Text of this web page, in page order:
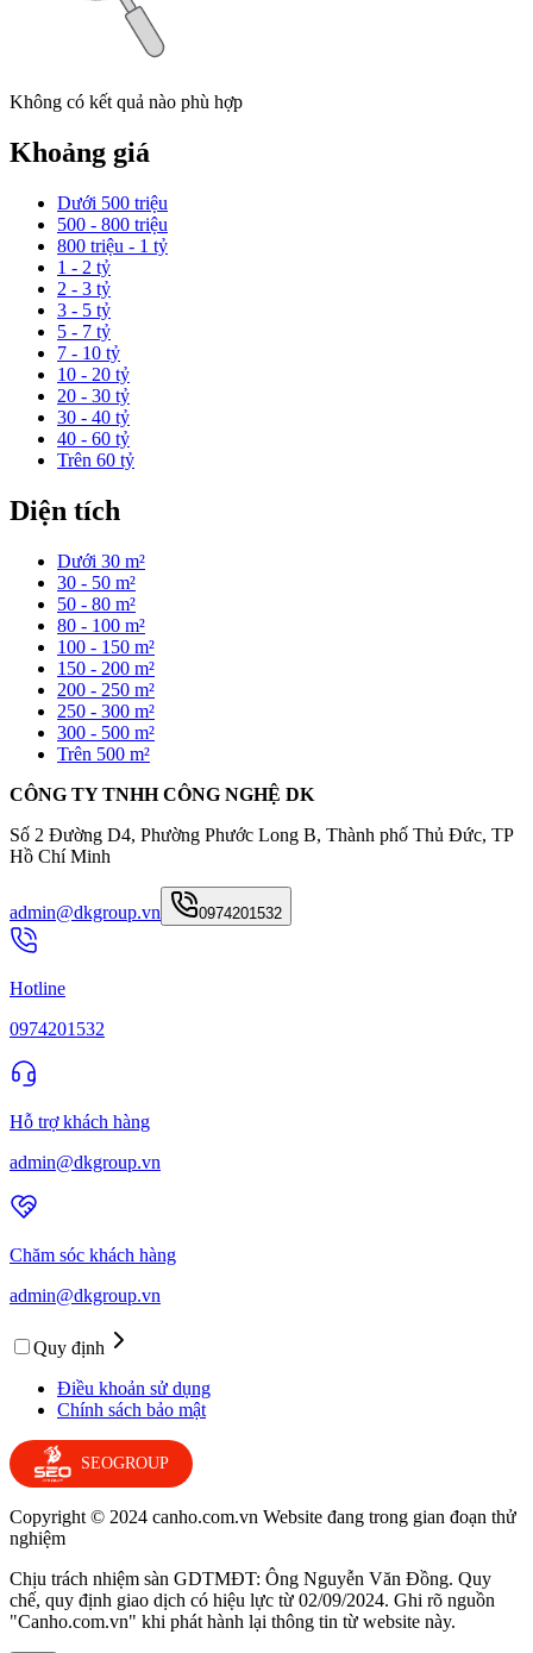
Không có kết quả nào phù hợp
Khoảng giá
Dưới 500 triệu
500 - 800 triệu
800 triệu - 1 tỷ
1 - 2 tỷ
2 - 3 tỷ
3 - 5 tỷ
5 - 7 tỷ
7 - 10 tỷ
10 - 20 tỷ
20 - 30 tỷ
30 - 40 tỷ
40 - 60 tỷ
Trên 60 tỷ
Diện tích
Dưới 30 m²
30 - 50 m²
50 - 80 m²
80 - 100 m²
100 - 150 m²
150 - 200 m²
200 - 250 m²
250 - 300 m²
300 - 500 m²
Trên 500 m²
CÔNG TY TNHH CÔNG NGHỆ DK
Số 2 Đường D4, Phường Phước Long B, Thành phố Thủ Đức, TP
Hồ Chí Minh
admin@dkgroup.vn 0974201532
Hotline
0974201532
Hỗ trợ khách hàng
admin@dkgroup.vn
Chăm sóc khách hàng
admin@dkgroup.vn
Quy định
Điều khoản sử dụng
Chính sách bảo mật
SEOGROUP
Copyright © 2024 canho.com.vn Website đang trong gian đoạn thử
nghiệm
Chịu trách nhiệm sàn GDTMĐT: Ông Nguyễn Văn Đồng. Quy
chế, quy định giao dịch có hiệu lực từ 02/09/2024. Ghi rõ nguồn
"Canho.com.vn" khi phát hành lại thông tin từ website này.